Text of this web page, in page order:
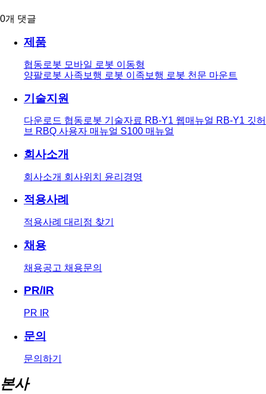
0개 댓글
제품
협동로봇 모바일 로봇 이동형
양팔로봇 사족보행 로봇 이족보행 로봇 천문 마운트
기술지원
다운로드 협동로봇 기술자료 RB-Y1 웹매뉴얼 RB-Y1 깃허
브 RBQ 사용자 매뉴얼 S100 매뉴얼
회사소개
회사소개 회사위치 윤리경영
적용사례
적용사례 대리점 찾기
채용
채용공고 채용문의
PR/IR
PR IR
문의
문의하기
본사